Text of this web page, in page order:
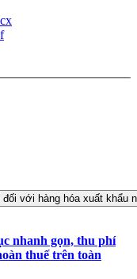
nhanh gọn, thu phí
thuế trên toàn